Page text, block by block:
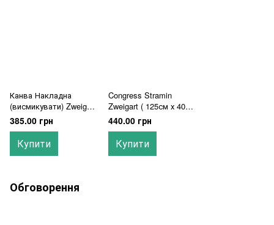
Канва Накладна
(висмикувати) Zweigart
510/56 (68 см х 100 см)
біла
385.00 грн
Купити
Congress Stramin
Zweigart ( 125см х 40см
) 9406/194-40125
440.00 грн
Купити
Обговорення